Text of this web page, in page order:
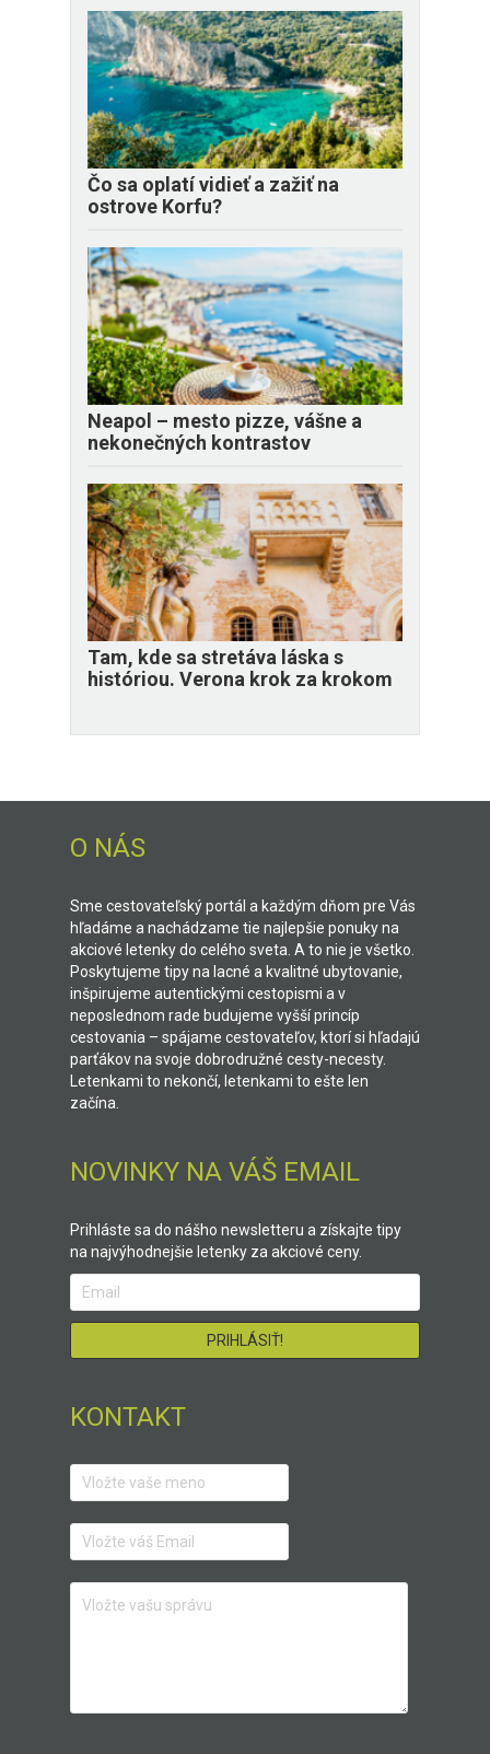
Čo sa oplatí vidieť a zažiť na
ostrove Korfu?
Neapol – mesto pizze, vášne a
nekonečných kontrastov
Tam, kde sa stretáva láska s
históriou. Verona krok za krokom
O NÁS
Sme cestovateľský portál a každým dňom pre Vás
hľadáme a nachádzame tie najlepšie ponuky na
akciové letenky do celého sveta. A to nie je všetko.
Poskytujeme tipy na lacné a kvalitné ubytovanie,
inšpirujeme autentickými cestopismi a v
neposlednom rade budujeme vyšší princíp
cestovania – spájame cestovateľov, ktorí si hľadajú
parťákov na svoje dobrodružné cesty-necesty.
Letenkami to nekončí, letenkami to ešte len
začína.
NOVINKY NA VÁŠ EMAIL
Prihláste sa do nášho newsletteru a získajte tipy
na najvýhodnejšie letenky za akciové ceny.
KONTAKT